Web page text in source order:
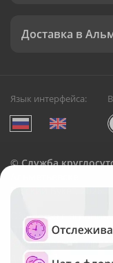
Доставка в
Язык интерфейса:
©Служба
Русский Букет, 2026
Общество с
ОГРН:
Юридический
д.42, оф. 3